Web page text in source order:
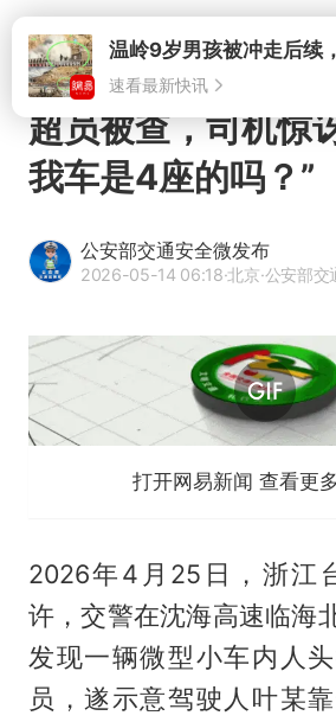
速看最新快讯
超员被查，司机惊
我车是4座的吗？”
公安部交通安全微发布
2026-05-14 06:18·北京·公安部交通安全微
打开网易新闻 查看更
2026年4月25日，浙江
许，交警在沈海高速临海
发现一辆微型小车内人
员，遂示意驾驶人叶某